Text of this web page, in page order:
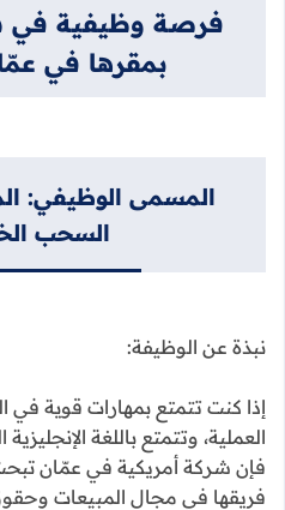
فرصة وظيفية في
بمقرها في
المسمى الوظيفي:
السحب
نبذة عن الوظيفة:
إذا كنت تتمتع بمهارات قوية في
العملية، وتتمتع باللغة
فإن شركة أمريكية في عمّان
فريقها في مجال المبيعات